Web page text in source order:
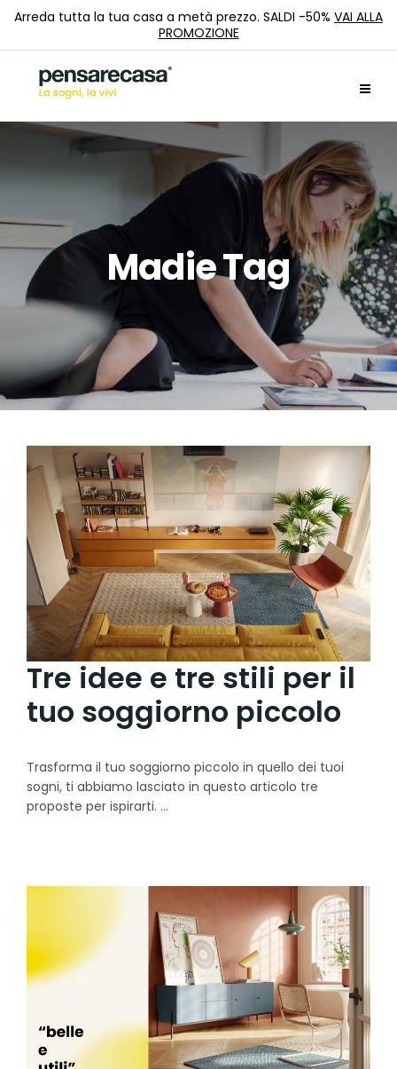
Arreda tutta la tua casa a metà prezzo. SALDI -50% VAI ALLA
PROMOZIONE
Madie Tag
Tre idee e tre stili per il
tuo soggiorno piccolo
Trasforma il tuo soggiorno piccolo in quello dei tuoi
sogni, ti abbiamo lasciato in questo articolo tre
proposte per ispirarti.